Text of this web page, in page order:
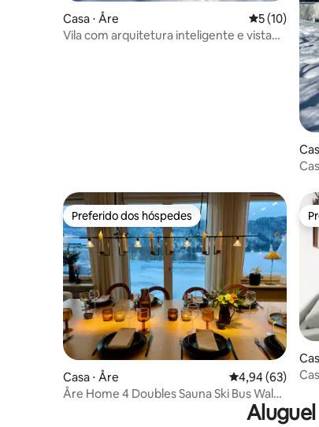
Casa ⋅ Åre 5 de uma
5 (10)
Vila com arquitetura inteligente e vista
Preferido dos hóspedes
Preferido dos hóspedes
Casa ⋅ Åre 4,94 de uma
4,94 (63)
Åre Home 4 Doubles Sauna Ski Bus Walk